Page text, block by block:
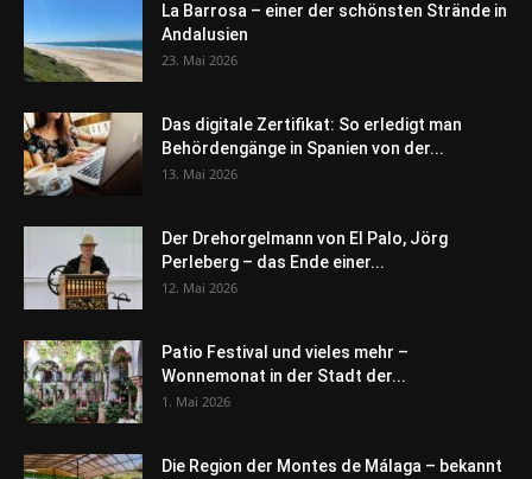
La Barrosa – einer der schönsten Strände in
Andalusien
23. Mai 2026
Das digitale Zertifikat: So erledigt man
Behördengänge in Spanien von der...
13. Mai 2026
Der Drehorgelmann von El Palo, Jörg
Perleberg – das Ende einer...
12. Mai 2026
Patio Festival und vieles mehr –
Wonnemonat in der Stadt der...
1. Mai 2026
Die Region der Montes de Málaga – bekannt